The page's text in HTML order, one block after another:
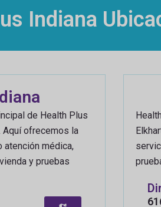
Indiana
de Health Plus
Aquí ofrecemos la
atención médica,
y pruebas